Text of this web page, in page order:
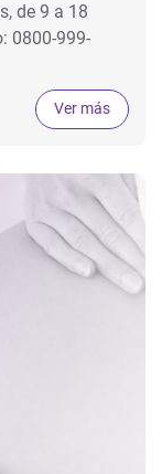
de 9 a 18
0800-999-
Ver más